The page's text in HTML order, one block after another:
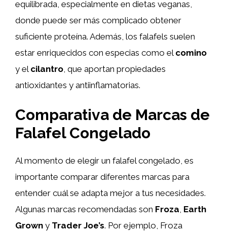
equilibrada, especialmente en dietas veganas,
donde puede ser más complicado obtener
suficiente proteína. Además, los falafels suelen
estar enriquecidos con especias como el comino
y el cilantro , que aportan propiedades
antioxidantes y antiinflamatorias.
Comparativa de Marcas de
Falafel Congelado
Al momento de elegir un falafel congelado, es
importante comparar diferentes marcas para
entender cuál se adapta mejor a tus necesidades.
Algunas marcas recomendadas son Froza, Earth
Grown y Trader Joe’s. Por ejemplo, Froza